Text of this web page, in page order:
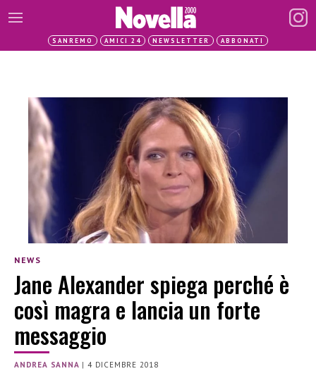
SANREMO AMICI 24 NEWSLETTER ABBONATI
NEWS
Jane Alexander spiega perché è
così magra e lancia un forte
messaggio
ANDREA SANNA |4 DICEMBRE 2018